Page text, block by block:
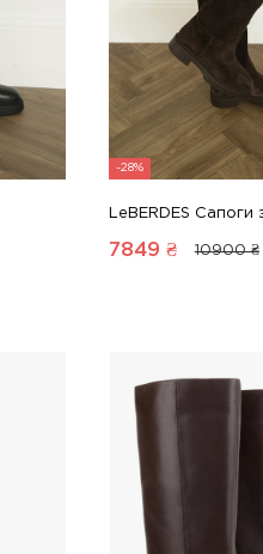
-28%
LeBERDES Сапоги
7849 ₴ 10900 ₴